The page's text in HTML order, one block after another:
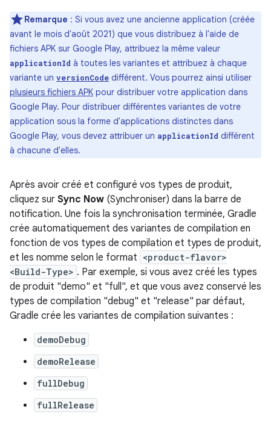
Remarque : Si vous avez une ancienne application (créée
avant le mois d'août 2021) que vous distribuez à l'aide de
fichiers APK sur Google Play, attribuez la même valeur
applicationId à toutes les variantes et attribuez à chaque
variante un versionCode différent. Vous pourrez ainsi utiliser
plusieurs fichiers APK pour distribuer votre application dans
Google Play. Pour distribuer différentes variantes de votre
application sous la forme d'applications distinctes dans
Google Play, vous devez attribuer un applicationId différent
à chacune d'elles.
Après avoir créé et configuré vos types de produit,
cliquez sur Sync Now (Synchroniser) dans la barre de
notification. Une fois la synchronisation terminée, Gradle
crée automatiquement des variantes de compilation en
fonction de vos types de compilation et types de produit,
et les nomme selon le format <product-flavor>
<Build-Type> . Par exemple, si vous avez créé les types
de produit "demo" et "full", et que vous avez conservé les
types de compilation "debug" et "release" par défaut,
Gradle crée les variantes de compilation suivantes :
demoDebug
demoRelease
fullDebug
fullRelease